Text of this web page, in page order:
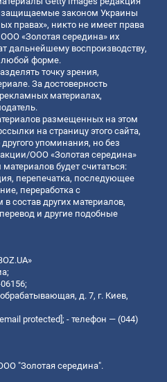
законом Украины
правах», никто не имеет права
«Золотая середина» их
дальнейшему воспроизводству,
любой форме.
точку зрения,
За достоверность
материалах,
размещенных на этом
на страницу этого сайта,
упоминания, но без
ООО «Золотая середина»
будет считаться:
перепечатка, последующее
переработка с
состав других материалов,
и другие подобные
д. 7, г. Киев,
[email protected] ; - телефон — (044)
"Золотая середина".